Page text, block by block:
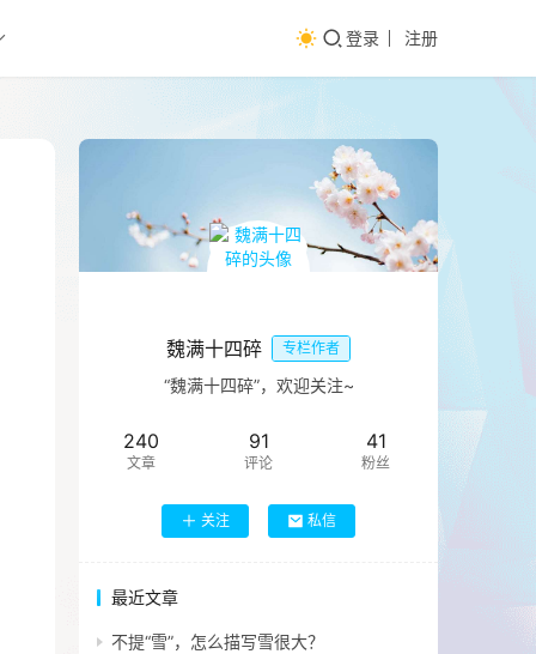
登录 注册
魏满十四碎 专栏作者
“魏满十四碎”，欢迎关注~
240
文章
91
评论
41
粉丝
关注 私信
最近文章
不提“雪”，怎么描写雪很大？